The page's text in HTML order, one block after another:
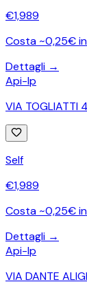
€1,989
Costa ~0,25€
Dettagli →
Api-Ip
VIA TOGLIATTI
Self
€1,989
Costa ~0,25€
Dettagli →
Api-Ip
VIA DANTE